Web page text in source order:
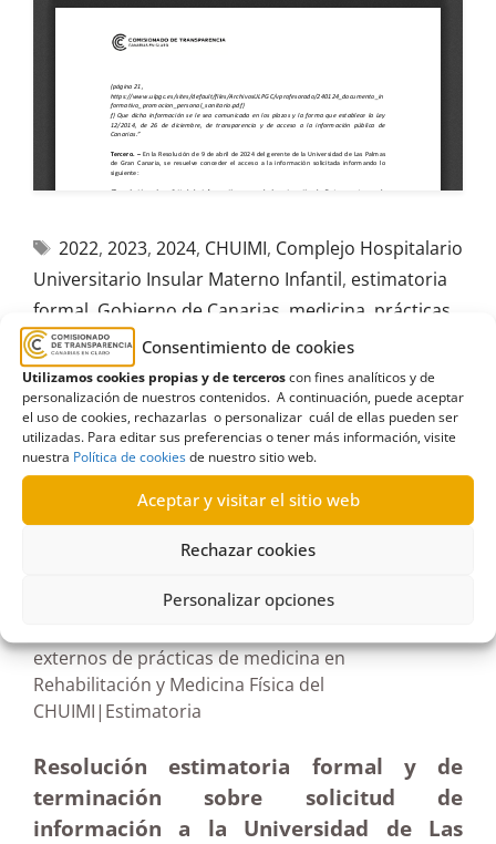
Consentimiento de cookies
Utilizamos cookies propias y de terceroscon fines analíticos y de
personalización de nuestros contenidos. A continuación, puede aceptar
el uso de cookies, rechazarlas o personalizar cuál de ellas pueden ser
utilizadas. Para editar sus preferencias o tener más información, visite
nuestra Política de cookiesde nuestro sitio web.
Aceptar y visitar el sitio web
Rechazar cookies
Personalizar opciones
2022, 2023, 2024, CHUIMI, Complejo Hospitalario
Universitario Insular Materno Infantil, estimatoria
formal Gobierno de Canarias medicina prácticas
rehabilitación,SCS,Servicio Canario de la Salud
Terminación,tutores,ULPGC,Universidad de Las
Palmas de Gran Canaria
R146/2024
externos de prácticas de medicina en
Rehabilitación y Medicina Física del
CHUIMI|Estimatoria
Resolución estimatoria formal y de
terminación sobre solicitud de
información a la Universidad de Las